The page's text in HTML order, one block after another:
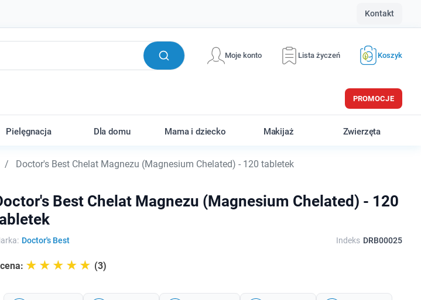
Kontakt
Moje konto Lista życzeń Koszyk
PROMOCJE
Pielęgnacja Dla domu Mama i dziecko Makijaż Zwierzęta
Doctor's Best Chelat Magnezu (Magnesium Chelated) - 120 tabletek
Best Chelat Magnezu (Magnesium Chelated) - 120
Doctor's Best Indeks DRB00025
☆☆☆☆☆
★★★★★ (3)